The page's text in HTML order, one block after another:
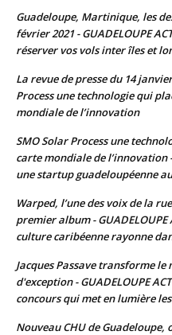
Guadeloupe, Martinique, les
février 2021 - GUADELOUPE
réserver vos vols inter îles et
La revue de presse du 14
Process une technologie qui
mondiale de l’innovation
SMO Solar Process une
carte mondiale de l’innovation -
une startup guadeloupéenne
Warped, l’une des voix de la
premier album - GUADELOUPE
culture caribéenne rayonne
Jacques Passave transforme
d'exception - GUADELOUPE
concours qui met en lumière
Nouveau CHU de Guadeloupe,